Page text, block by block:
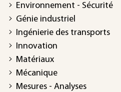
Environnement - Sécurité
Génie industriel
Ingénierie des transports
Innovation
Matériaux
Mécanique
Mesures - Analyses